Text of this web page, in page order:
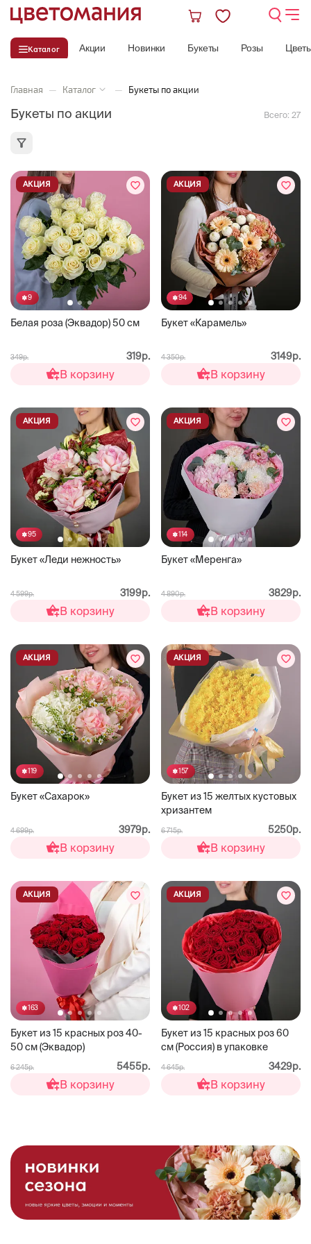
Каталог Акции Новинки Букеты Розы
Главная — Каталог — Букеты по акции
Букеты по акции Всего: 27
9
Белая роза (Эквадор) 50 см
АКЦИЯ
349р. 319р.
В корзину
94
Букет «Карамель»
АКЦИЯ
4 350р. 3149р.
В корзину
95
Букет «Леди нежность»
АКЦИЯ
4 599р. 3199р.
В корзину
114
Букет «Меренга»
АКЦИЯ
4 890р. 3829р.
В корзину
119
Букет «Сахарок»
АКЦИЯ
4 699р. 3979р.
В корзину
157
Букет из 15 желтых кустовых
хризантем
АКЦИЯ
6 715р. 5250р.
В корзину
163
Букет из 15 красных роз 40-
50 см (Эквадор)
АКЦИЯ
6 245р. 5455р.
В корзину
102
Букет из 15 красных роз 60
см (Россия) в упаковке
АКЦИЯ
4 645р. 3429р.
В корзину